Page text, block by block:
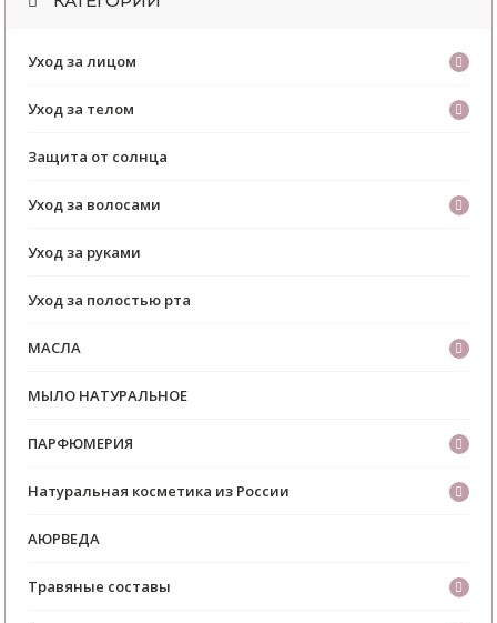
Уход за лицом
Уход за телом
Защита от солнца
Уход за волосами
Уход за руками
Уход за полостью рта
МАСЛА
МЫЛО НАТУРАЛЬНОЕ
ПАРФЮМЕРИЯ
Натуральная косметика из России
АЮРВЕДА
Травяные составы